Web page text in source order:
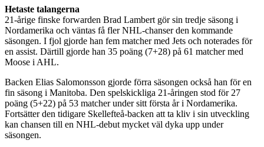
Hetaste talangerna
21-årige finske forwarden Brad Lambert gör sin tredje säsong i
Nordamerika och väntas få fler NHL-chanser den kommande
säsongen. I fjol gjorde han fem matcher med Jets och noterades för
en assist. Därtill gjorde han 35 poäng (7+28) på 61 matcher med
Moose i AHL.
Backen Elias Salomonsson gjorde förra säsongen också han för en
fin säsong i Manitoba. Den spelskickliga 21-åringen stod för 27
poäng (5+22) på 53 matcher under sitt första år i Nordamerika.
Fortsätter den tidigare Skellefteå-backen att ta kliv i sin utveckling
kan chansen till en NHL-debut mycket väl dyka upp under
säsongen.